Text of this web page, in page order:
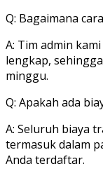
Q: Bagaimana
A: Tim admin
lengkap,
minggu.
Q: Apakah ada
A: Seluruh biaya
termasuk dalam
Anda terdaftar.